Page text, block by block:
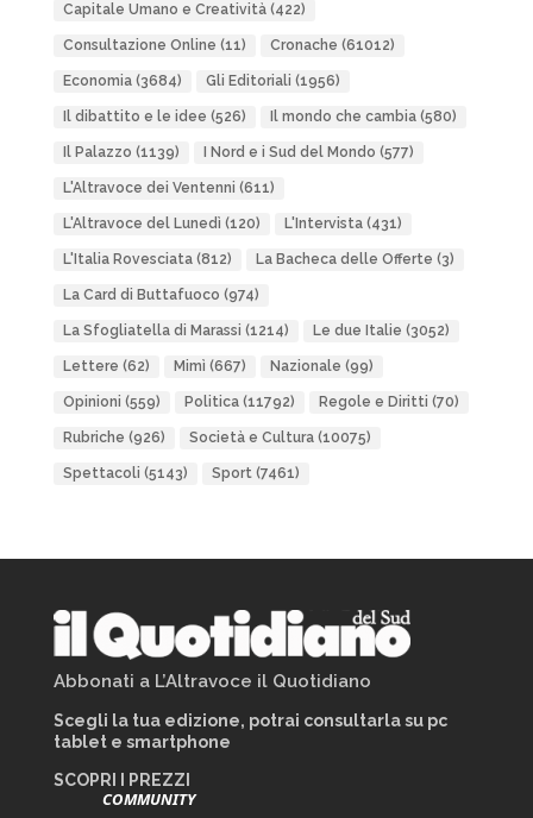
Capitale Umano e Creatività(422)
Consultazione Online (11) Cronache (61012)
Economia(3684) Gli Editoriali (1956)
Il dibattito e le idee (526) Il mondo che cambia(580)
Il Palazzo (1139) I Nord e i Sud del Mondo (577)
L'Altravoce dei Ventenni (611)
L'Altravoce del Lunedì (120) L'Intervista(431)
L'Italia Rovesciata(812) La Bacheca delle Offerte (3)
La Card di Buttafuoco (974)
La Sfogliatella di Marassi (1214) Le due Italie (3052)
Lettere (62) Mimì (667) Nazionale (99)
Opinioni (559) Politica(11792) Regole e Diritti (70)
Rubriche (926) Società e Cultura(10075)
Spettacoli (5143) Sport(7461)
Abbonati a L’Altravoce il Quotidiano
Scegli la tua edizione, potrai consultarla su pc
tablet e smartphone
SCOPRI I PREZZI
COMMUNITY